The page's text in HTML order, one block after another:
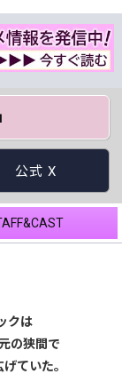
公式 X
クは
の狭間で
ていた。